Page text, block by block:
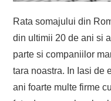
Rata somajului din
din ultimii 20 de ani si
parte si companiilor
tara noastra. In Iasi de
ani foarte multe firme